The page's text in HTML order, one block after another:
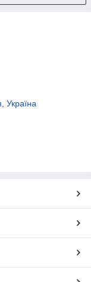
Україна